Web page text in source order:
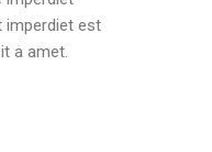
imperdiet est
a amet.